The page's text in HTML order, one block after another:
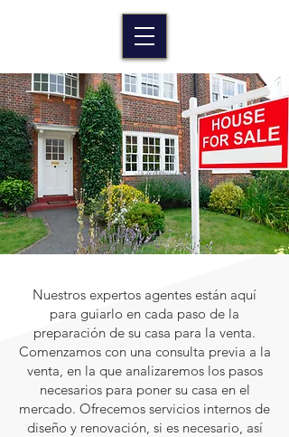
Nuestros expertos agentes están aquí
para guiarlo en cada paso de la
preparación de su casa para la venta.
Comenzamos con una consulta previa a la
venta, en la que analizaremos los pasos
necesarios para poner su casa en el
mercado. Ofrecemos servicios internos de
diseño y renovación, si es necesario, así